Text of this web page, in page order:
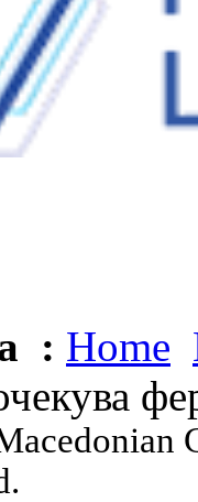
: Home